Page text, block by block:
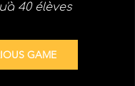
40 élèves
GAME